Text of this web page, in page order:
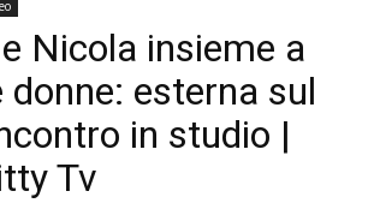
Nicola insieme a
donne: esterna sul
in studio |
Tv